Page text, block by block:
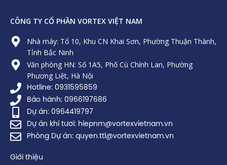
o
k
b
CÔNG TY CỔ PHẦN VORTEX VIỆT NAM
Nhà máy: Tổ 10, Khu CN Khai Sơn, Phường Thuận Thành,
Tỉnh Bắc Ninh
Văn phòng HN: Số 1A5, Phố Cù Chính Lan, Phường
Phương Liệt, Hà Nội
Hotline: 0931595859
Bảo hành: 0966197686
Dự án: 0964419797
Dự án khí tươi: hiepnm@vortexvietnam.vn
Phòng Dự án: quyen.ttl@vortexvietnam.vn
Giới thiệu